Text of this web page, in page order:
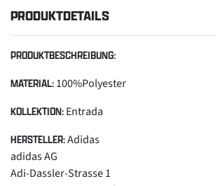
PRODUKTDETAILS
PRODUKTBESCHREIBUNG:
MATERIAL: 100%Polyester
KOLLEKTION: Entrada
HERSTELLER:Adidas
adidas AG
Adi-Dassler-Strasse 1